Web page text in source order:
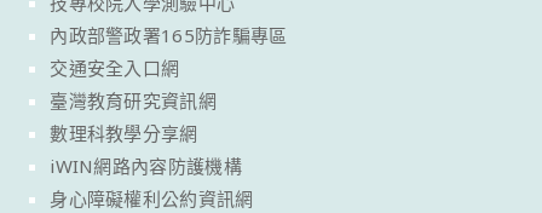
內政部警政署165防詐騙專區
交通安全入口網
臺灣教育研究資訊網
數理科教學分享網
iWIN網路內容防護機構
身心障礙權利公約資訊網